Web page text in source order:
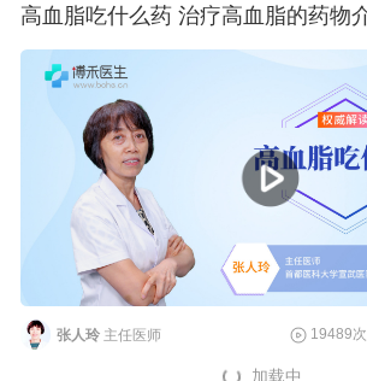
高血脂吃什么药 治疗高血脂的药物
张人玲 主任医师 19489
加载中...